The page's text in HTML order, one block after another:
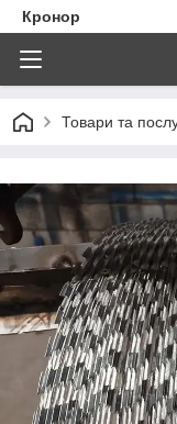
Кронор
Товари та